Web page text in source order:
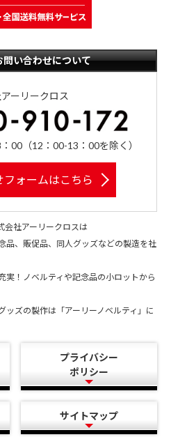
問い合わせについて
ーリークロス
00（12：00-13：00を除く）
フォームはこちら
会社アーリークロスは
品、販促品、同人グッズなどの製造を社
実！ノベルティや記念品の小ロットから
ッズの製作は「アーリーノベルティ」に
プライバシー
ポリシー
サイトマップ